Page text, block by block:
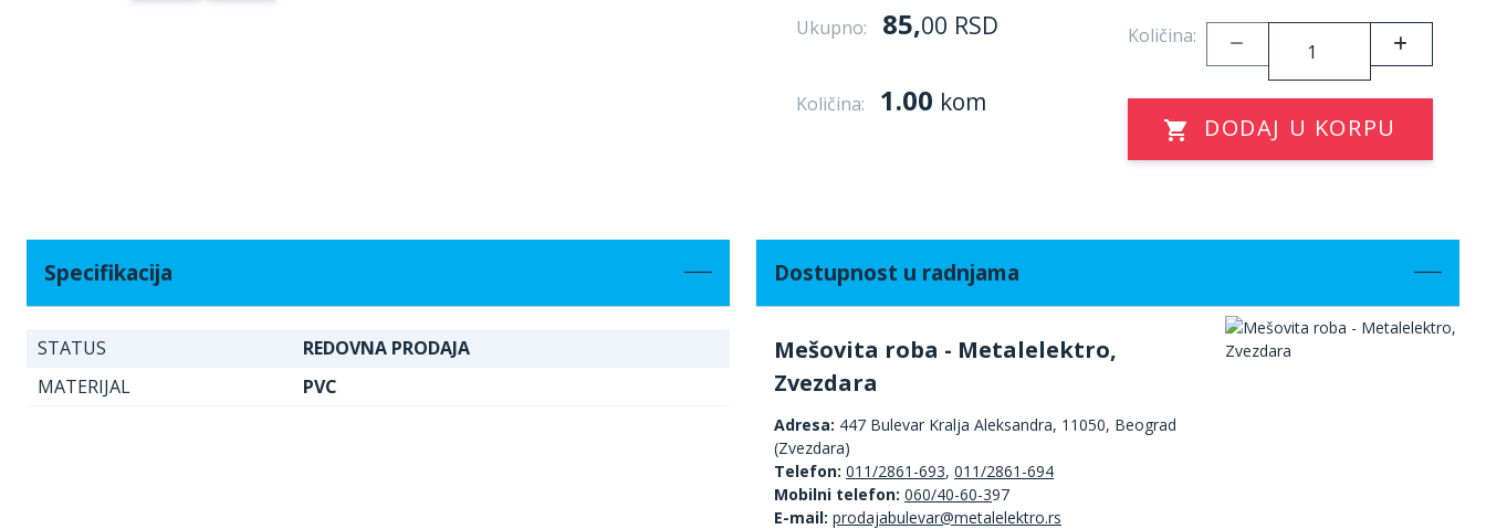
Ukupno: 85,00 RSD Količina:
Količina: 1.00 kom
DODAJ U KORPU
Specifikacija
STATUS
REDOVNA PRODAJA
MATERIJAL
PVC
Dostupnost u radnjama
Mešovita roba - Metalelektro,
Zvezdara
Adresa: 447 Bulevar Kralja Aleksandra, 11050, Beograd
(Zvezdara)
Telefon: 011/2861-693, 011/2861-694
Mobilni telefon: 060/40-60-397
E-mail: